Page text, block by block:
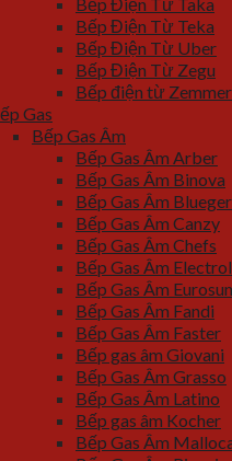
Bếp Điện Từ Teka
Bếp Điện Từ Uber
Bếp Điện Từ Zegu
Bếp điện từ Zemmer
Gas
Bếp Gas Âm
Bếp Gas Âm Arber
Bếp Gas Âm Binova
Bếp Gas Âm Blueger
Bếp Gas Âm Canzy
Bếp Gas Âm Chefs
Bếp Gas Âm
Bếp Gas Âm Eurosun
Bếp Gas Âm Fandi
Bếp Gas Âm Faster
Bếp gas âm Giovani
Bếp Gas Âm Grasso
Bếp Gas Âm Latino
Bếp gas âm Kocher
Bếp Gas Âm